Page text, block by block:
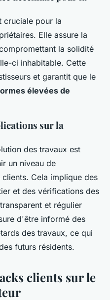
cruciale pour la
Elle assure la
la solidité
ci inhabitable. Cette
et garantit que le
élevées de
sur la
des travaux est
un niveau de
Cela implique des
et des vérifications des
et régulier
d'être informé des
des travaux, ce qui
futurs résidents.
clients sur le